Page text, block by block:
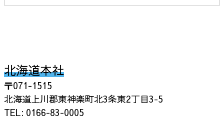
北海道本社
〒071-1515
北海道上川郡東神楽町北3条東2丁目3-5
TEL: 0166-83-0005